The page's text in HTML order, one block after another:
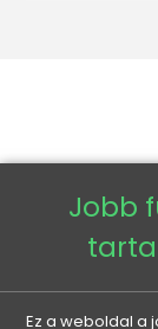
Jobb
Ez a weboldal a